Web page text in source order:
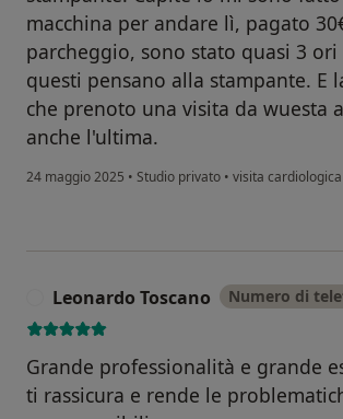
macchina per andare lì, pagato
parcheggio, sono stato quasi 3
questi pensano alla stampante. E
che prenoto una visita da wuesta
anche l'ultima.
24 maggio 2025 • Studio privato • visita cardiologica
Leonardo Toscano Numero di
Grande professionalità e grande
ti rassicura e rende le